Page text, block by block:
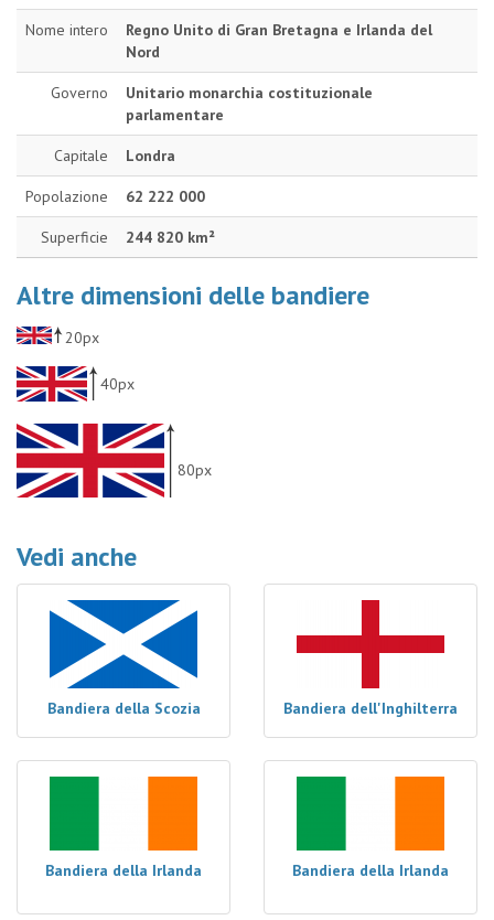
Nome intero
Regno Unito di Gran Bretagna e Irlanda del
Nord
Governo
Unitario monarchia costituzionale
parlamentare
Capitale Londra
Popolazione 62 222 000
Superficie 244 820 km²
Altre dimensioni delle bandiere
20px
40px
80px
Vedi anche
Bandiera della Scozia Bandiera dell'Inghilterra
Bandiera della Irlanda Bandiera della Irlanda